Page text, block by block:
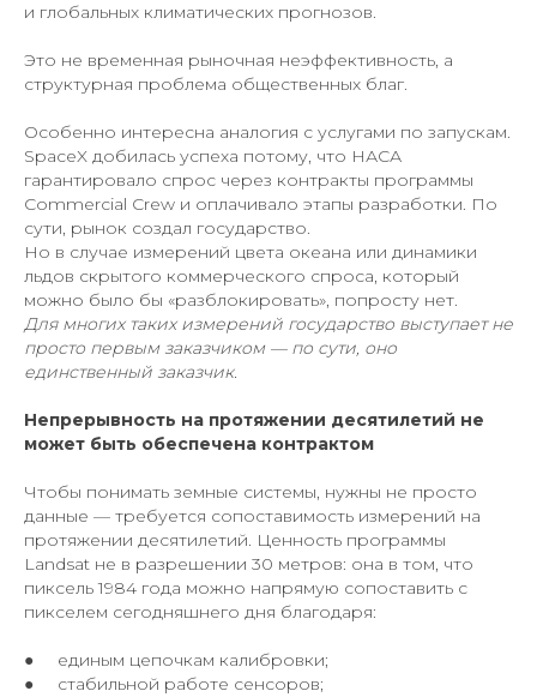
и глобальных климатических прогнозов.
Это не временная рыночная неэффективность, а
структурная проблема общественных благ.
Особенно интересна аналогия с услугами по запускам.
SpaceX добилась успеха потому, что НАСА
гарантировало спрос через контракты программы
Commercial Crew и оплачивало этапы разработки. По
сути, рынок создал государство.
Но в случае измерений цвета океана или динамики
льдов скрытого коммерческого спроса, который
можно было бы «разблокировать», попросту нет.
Для многих таких измерений государство выступает не
просто первым заказчиком — по сути, оно
единственный заказчик.
Непрерывность на протяжении десятилетий не
может быть обеспечена контрактом
Чтобы понимать земные системы, нужны не просто
данные — требуется сопоставимость измерений на
протяжении десятилетий. Ценность программы
Landsat не в разрешении 30 метров: она в том, что
пиксель 1984 года можно напрямую сопоставить с
пикселем сегодняшнего дня благодаря:
● единым цепочкам калибровки;
● стабильной работе сенсоров;